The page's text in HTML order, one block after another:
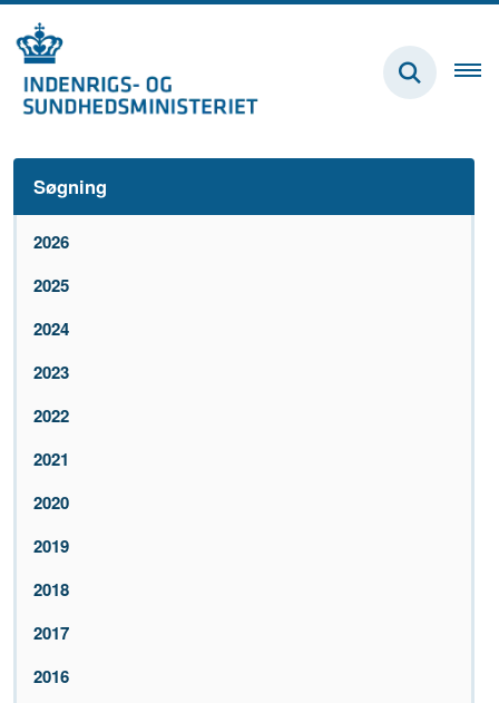
Søgning
2026
2025
2024
2023
2022
2021
2020
2019
2018
2017
2016